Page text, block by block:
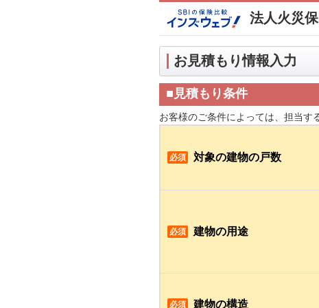
法人火災
お見積もり情報入力
■見積もり条件
お客様のご条件によっては、担当す
必須 対象の建物の戸数
必須 建物の用途
必須 建物の構造